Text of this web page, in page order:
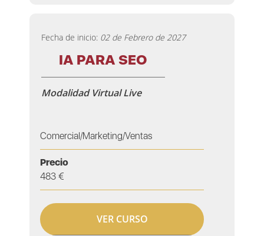
Fecha de inicio: 02 de Febrero de 2027
IA PARA SEO
Modalidad Virtual Live
Comercial/Marketing/Ventas
Precio
483 €
VER CURSO